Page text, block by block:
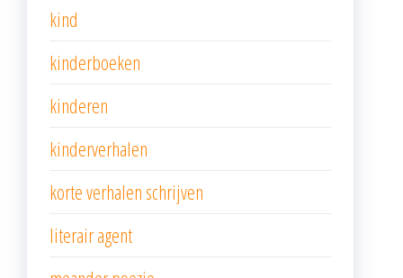
kind
kinderboeken
kinderen
kinderverhalen
korte verhalen schrijven
literair agent